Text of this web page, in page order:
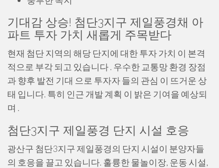
기대감 상승! 첨단3지구 제일풍경채 아
파트 투자 가치 새롭게 주목받다
현재 첨단 지역의 해당 단지에 대한 투자 가치 이 본격
적으로 부각 되고 있습니다 . 우수한 교통망 환경 장점
과 향후 발전 기대 으로 투자자 들의 관심 이 뜨거운 상
태 입니다. 특히 인근 개발 계획 이 밝은 기여을 예상되
며 .
첨단3지구 제일풍경 단지 시설 호응
광산구 첨단3지구 제일풍경의 단지 시설이 분양자들
의 호응을 끌고 있습니다. 훌륭한 물놀이장, 운동 시설,